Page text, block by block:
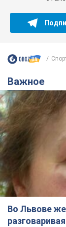
Важное
Во Львове